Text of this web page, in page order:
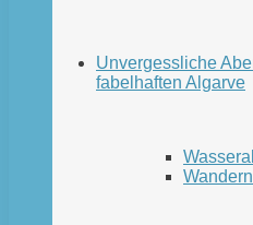
Unvergessliche
fabelhaften Algarve